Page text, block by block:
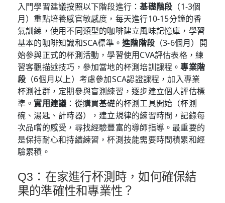
入門學習建議按照以下階段進行：基礎階段 （1-3個
月）重點培養感官敏感度，每天進行10-15分鐘的香
氣訓練，使用不同類型的咖啡建立風味記憶庫，學習
基本的咖啡知識和SCA標準。進階階段 （3-6個月）開
始參與正式的杯測活動，學習使用CVA評估表格，練
習客觀描述技巧，參加當地的杯測培訓課程。專業階
段 （6個月以上）考慮參加SCA認證課程，加入專業
杯測社群，定期參與盲測練習，逐步建立個人評估標
準。實用建議 ：從購買基礎的杯測工具開始（杯測
碗、湯匙、計時器），建立規律的練習時間，記錄每
次品嚐的感受，尋找經驗豐富的導師指導。最重要的
是保持耐心和持續練習，杯測技能需要時間積累和經
驗累積。
Q3：在家進行杯測時，如何確保結
果的準確性和專業性？